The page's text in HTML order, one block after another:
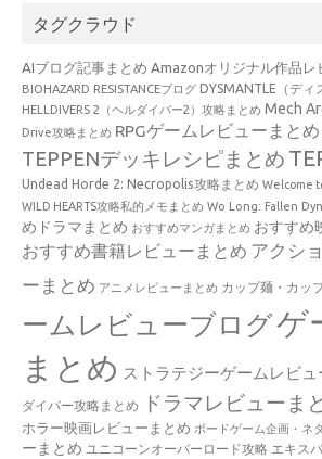
タグクラウド
AIブログ記事まとめ Amazonオリジナル作品レ
BIOHAZARD RESISTANCEブログ DYSMANTLE（ディ
HELLDIVERS 2（ヘルダイバー2）攻略まとめ Mech
Drive攻略まとめ RPGゲームレビューまとめ
TEPPENデッキレシピまとめ
Undead Horde 2: Necropolis攻略まとめ Welcome
WILD HEARTS攻略私的メモまとめ Wo Long: Fallen
めドラマまとめ おすすめマンガまとめ おすすめ
おすすめ書籍レビューまとめ アクシ
ーまとめ アニメレビューまとめ カップ麺・カッ
ームレビューブログゲ
まとめ ストラテジーゲームレビュ
ダイバー攻略まとめ ドラマレビューま
ホラー映画レビューまとめ ボードゲーム企画・ネ
ーまとめ ユニコーンオーバーロード攻略 エキス